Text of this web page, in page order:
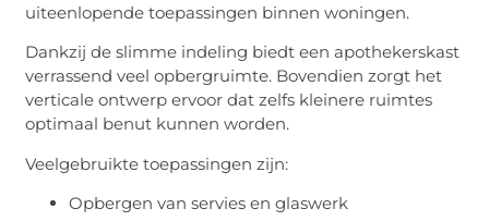
uiteenlopende toepassingen binnen woningen.
Dankzij de slimme indeling biedt een apothekerskast
verrassend veel opbergruimte. Bovendien zorgt het
verticale ontwerp ervoor dat zelfs kleinere ruimtes
optimaal benut kunnen worden.
Veelgebruikte toepassingen zijn:
Opbergen van servies en glaswerk